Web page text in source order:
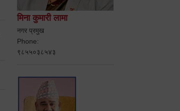
मिना कुमारी लामा
नगर प्रमुख
Phone:
९८५५०३८५४३